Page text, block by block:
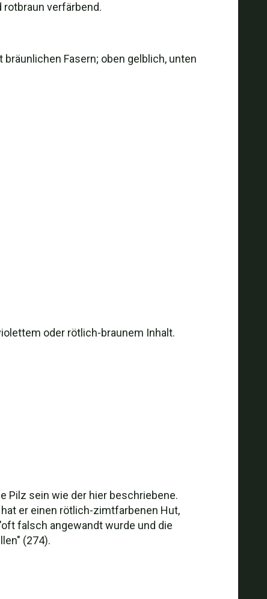
verfärbend.
Fasern; oben gelblich, unten
oder rötlich-braunem Inhalt.
Pilz sein wie der hier beschriebene.
er einen rötlich-zimtfarbenen Hut,
falsch angewandt wurde und die
(274).